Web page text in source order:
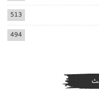
513
494